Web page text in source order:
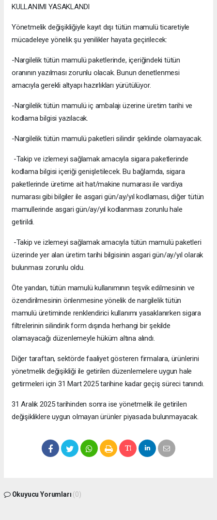
KULLANIMI YASAKLANDI
Yönetmelik değişikliğiyle kayıt dışı tütün mamulü ticaretiyle
mücadeleye yönelik şu yenilikler hayata geçirilecek:
-Nargilelik tütün mamulü paketlerinde, içeriğindeki tütün
oranının yazılması zorunlu olacak. Bunun denetlenmesi
amacıyla gerekli altyapı hazırlıkları yürütülüyor.
-Nargilelik tütün mamulü iç ambalajı üzerine üretim tarihi ve
kodlama bilgisi yazılacak.
-Nargilelik tütün mamulü paketleri silindir şeklinde olamayacak.
-Takip ve izlemeyi sağlamak amacıyla sigara paketlerinde
kodlama bilgisi içeriği genişletilecek. Bu bağlamda, sigara
paketlerinde üretime ait hat/makine numarası ile vardiya
numarası gibi bilgiler ile asgari gün/ay/yıl kodlaması, diğer tütün
mamullerinde asgari gün/ay/yıl kodlanması zorunlu hale
getirildi.
-Takip ve izlemeyi sağlamak amacıyla tütün mamulü paketleri
üzerinde yer alan üretim tarihi bilgisinin asgari gün/ay/yıl olarak
bulunması zorunlu oldu.
Öte yandan, tütün mamulü kullanımının teşvik edilmesinin ve
özendirilmesinin önlenmesine yönelik de nargilelik tütün
mamulü üretiminde renklendirici kullanımı yasaklanırken sigara
filtrelerinin silindirik form dışında herhangi bir şekilde
olamayacağı düzenlemeyle hüküm altına alındı.
Diğer taraftan, sektörde faaliyet gösteren firmalara, ürünlerini
yönetmelik değişikliği ile getirilen düzenlemelere uygun hale
getirmeleri için 31 Mart 2025 tarihine kadar geçiş süreci tanındı.
31 Aralık 2025 tarihinden sonra ise yönetmelik ile getirilen
değişikliklere uygun olmayan ürünler piyasada bulunmayacak.
Okuyucu Yorumları (0)